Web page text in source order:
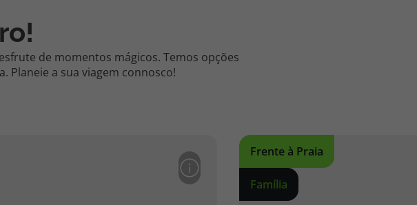
de momentos mágicos. Temos opções
Planeie a sua viagem connosco!
Frente à Praia
Família